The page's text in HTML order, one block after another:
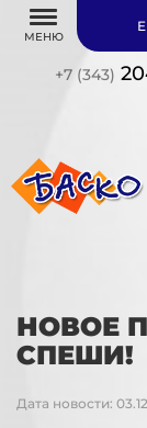
МЕНЮ
+7 (343)
НОВОЕ
СПЕШИ!
Дата новости: